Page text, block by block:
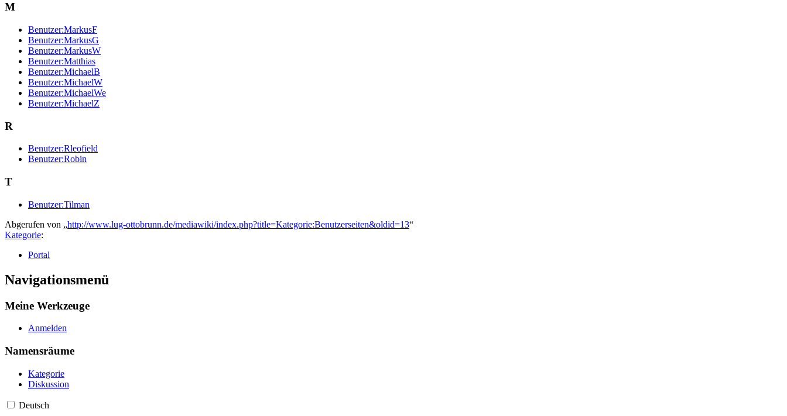
M
Benutzer:MarkusF
Benutzer:MarkusG
Benutzer:MarkusW
Benutzer:Matthias
Benutzer:MichaelB
Benutzer:MichaelW
Benutzer:MichaelWe
Benutzer:MichaelZ
R
Benutzer:Rleofield
Benutzer:Robin
T
Benutzer:Tilman
Abgerufen von „http://www.lug-ottobrunn.de/mediawiki/index.php?title=Kategorie:Benutzerseiten&oldid=13“
Kategorie:
Portal
Navigationsmenü
Meine Werkzeuge
Anmelden
Namensräume
Kategorie
Diskussion
Deutsch